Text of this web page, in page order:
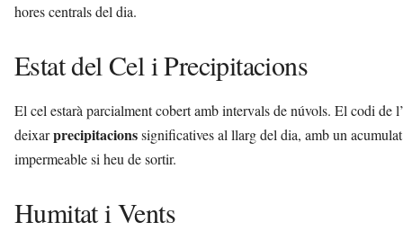
hores centrals del dia.
Estat del Cel i Precipitacions
El cel estarà parcialment cobert amb intervals de núvols. El codi de
deixarprecipitacionssignificatives al llarg del dia, amb un
impermeable si heu de sortir.
Humitat i Vents